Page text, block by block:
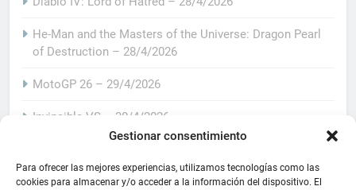
Gestionar consentimiento
Para ofrecer las mejores experiencias, utilizamos tecnologías como las
cookies para almacenar y/o acceder a la información del dispositivo. El
He-Man and the Masters of the Universe: Dragon Pearl
of Destruction – 28/4/2026
MotoGP 26 – 29/4/2026
Invincible VS – 30/4/2026
Saros – 30/4/2026